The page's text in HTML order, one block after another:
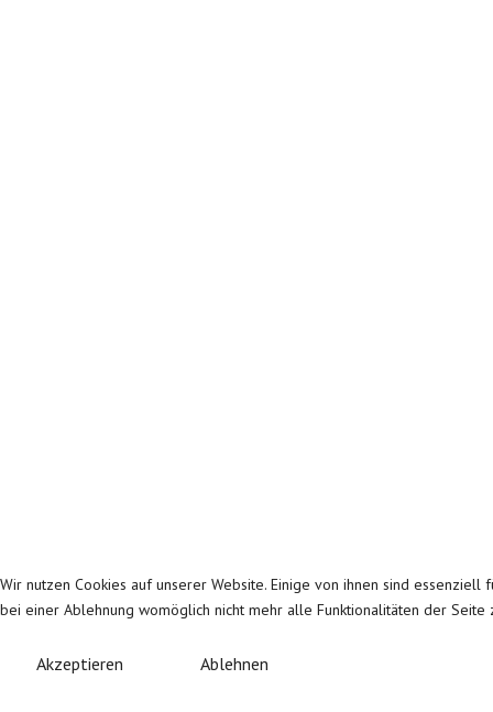
Wir nutzen Cookies auf unserer Website. Einige von ihnen sind
bei einer Ablehnung womöglich nicht mehr alle Funktionalitäten der Seite
Akzeptieren Ablehnen